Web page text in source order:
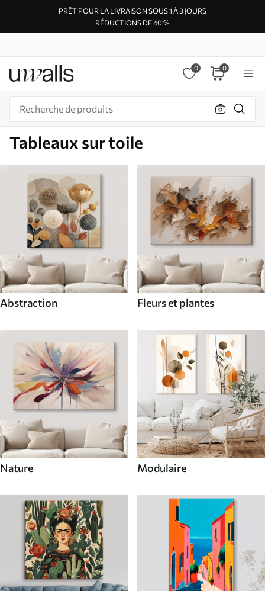
PRÊT POUR LA LIVRAISON SOUS 1 À 3 JOURS
RÉDUCTIONS DE 40 %
0 0
Tableaux sur toile
Abstraction Fleurs et plantes
Nature Modulaire